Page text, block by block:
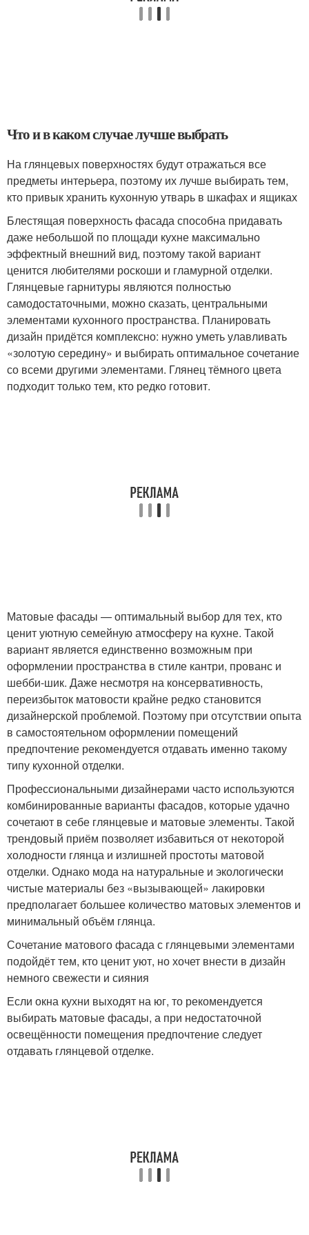
Что и в каком случае лучше выбрать
На глянцевых поверхностях будут отражаться все
предметы интерьера, поэтому их лучше выбирать тем,
кто привык хранить кухонную утварь в шкафах и ящиках
Блестящая поверхность фасада способна придавать
даже небольшой по площади кухне максимально
эффектный внешний вид, поэтому такой вариант
ценится любителями роскоши и гламурной отделки.
Глянцевые гарнитуры являются полностью
самодостаточными, можно сказать, центральными
элементами кухонного пространства. Планировать
дизайн придётся комплексно: нужно уметь улавливать
«золотую середину» и выбирать оптимальное сочетание
со всеми другими элементами. Глянец тёмного цвета
подходит только тем, кто редко готовит.
Матовые фасады — оптимальный выбор для тех, кто
ценит уютную семейную атмосферу на кухне. Такой
вариант является единственно возможным при
оформлении пространства в стиле кантри, прованс и
шебби-шик. Даже несмотря на консервативность,
переизбыток матовости крайне редко становится
дизайнерской проблемой. Поэтому при отсутствии опыта
в самостоятельном оформлении помещений
предпочтение рекомендуется отдавать именно такому
типу кухонной отделки.
Профессиональными дизайнерами часто используются
комбинированные варианты фасадов, которые удачно
сочетают в себе глянцевые и матовые элементы. Такой
трендовый приём позволяет избавиться от некоторой
холодности глянца и излишней простоты матовой
отделки. Однако мода на натуральные и экологически
чистые материалы без «вызывающей» лакировки
предполагает большее количество матовых элементов и
минимальный объём глянца.
Сочетание матового фасада с глянцевыми элементами
подойдёт тем, кто ценит уют, но хочет внести в дизайн
немного свежести и сияния
Если окна кухни выходят на юг, то рекомендуется
выбирать матовые фасады, а при недостаточной
освещённости помещения предпочтение следует
отдавать глянцевой отделке.